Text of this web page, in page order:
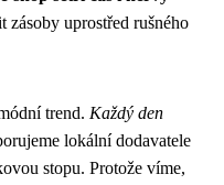
zásoby uprostřed rušného
trend. Každý den
lokální dodavatele
stopu. Protože víme,